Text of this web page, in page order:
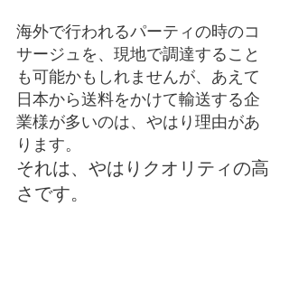
海外で行われるパーティの時のコ
サージュを、現地で調達すること
も可能かもしれませんが、あえて
日本から送料をかけて輸送する企
業様が多いのは、やはり理由があ
ります。
それは、やはりクオリティの高
さです。